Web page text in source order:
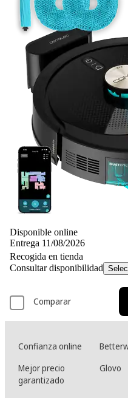
Disponible online
Entrega 11/08/2026
Recogida en tienda
Consultar disponibilidad
Comparar
Confianza online
Mejor precio
garantizado
Glovo